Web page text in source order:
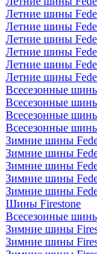
Летние шины
Летние шины
Летние шины
Летние шины
Летние шины
Летние шины
Всесезонные
Всесезонные
Всесезонные
Всесезонные
Зимние шины
Зимние шины
Зимние шины
Зимние шины
Зимние шины
Шины Firestone
Всесезонные
Зимние шины
Зимние шины